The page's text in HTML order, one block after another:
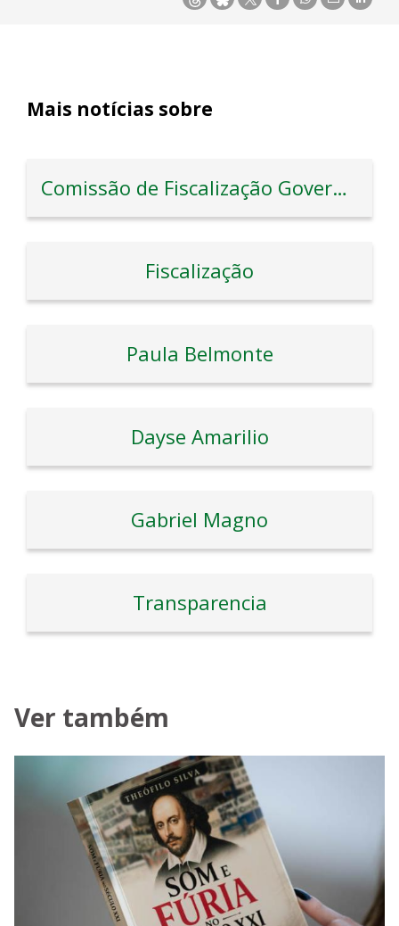
Mais notícias sobre
Comissão de Fiscalização Governança Transparência e Controle
Fiscalização
Paula Belmonte
Dayse Amarilio
Gabriel Magno
Transparencia
Ver também